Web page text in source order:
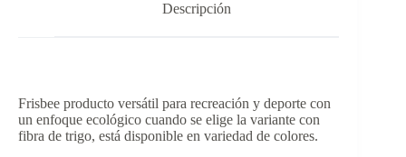
Descripción
Frisbee producto versátil para recreación y deporte con
un enfoque ecológico cuando se elige la variante con
fibra de trigo, está disponible en variedad de colores.